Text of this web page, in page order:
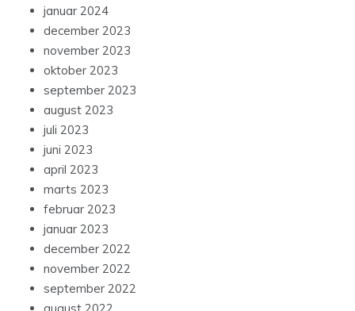
januar 2024
december 2023
november 2023
oktober 2023
september 2023
august 2023
juli 2023
juni 2023
april 2023
marts 2023
februar 2023
januar 2023
december 2022
november 2022
september 2022